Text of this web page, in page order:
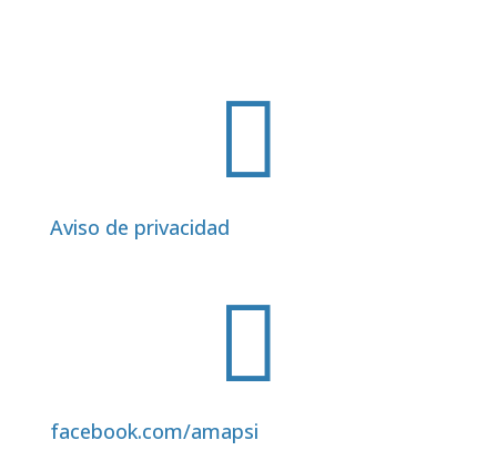

Aviso de privacidad

facebook.com/amapsi